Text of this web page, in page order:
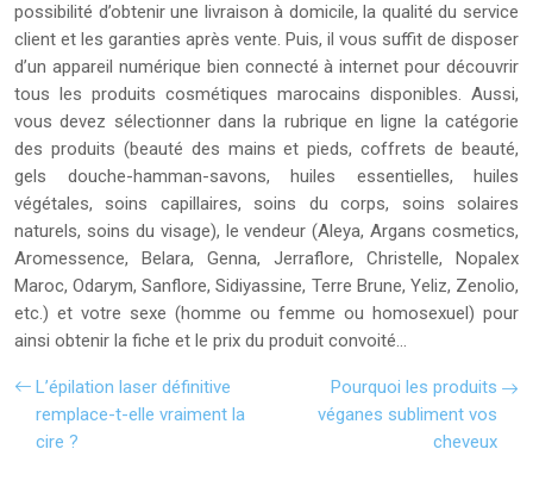
possibilité d’obtenir une livraison à domicile, la qualité du service
client et les garanties après vente. Puis, il vous suffit de disposer
d’un appareil numérique bien connecté à internet pour découvrir
tous les produits cosmétiques marocains disponibles. Aussi,
vous devez sélectionner dans la rubrique en ligne la catégorie
des produits (beauté des mains et pieds, coffrets de beauté,
gels douche-hamman-savons, huiles essentielles, huiles
végétales, soins capillaires, soins du corps, soins solaires
naturels, soins du visage), le vendeur (Aleya, Argans cosmetics,
Aromessence, Belara, Genna, Jerraflore, Christelle, Nopalex
Maroc, Odarym, Sanflore, Sidiyassine, Terre Brune, Yeliz, Zenolio,
etc.) et votre sexe (homme ou femme ou homosexuel) pour
ainsi obtenir la fiche et le prix du produit convoité…
L’épilation laser définitive
remplace-t-elle vraiment la
cire ?
Pourquoi les produits
véganes subliment vos
cheveux